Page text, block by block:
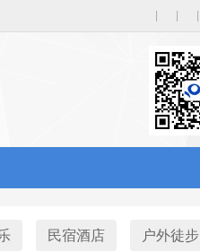
民宿酒店 户外徒步